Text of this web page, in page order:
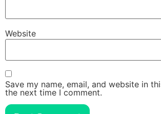
Website
Save my name, email, and website in
the next time I comment.